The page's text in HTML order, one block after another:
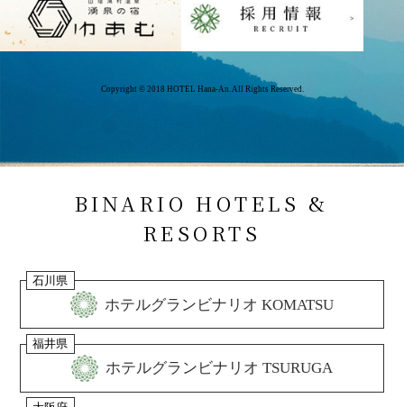
Copyright © 2018 HOTEL Hana-An. All Rights Reserved.
BINARIO HOTELS &
RESORTS
石川県
ホテルグランビナリオ KOMATSU
福井県
ホテルグランビナリオ TSURUGA